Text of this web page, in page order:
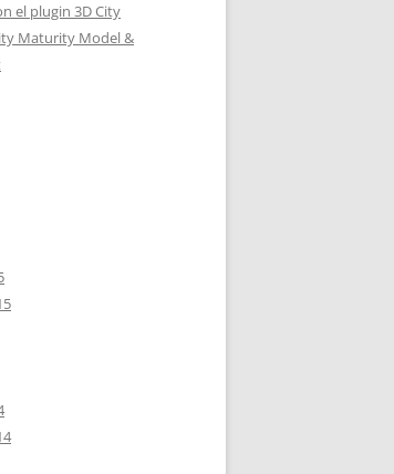
el plugin 3D City
Maturity Model &